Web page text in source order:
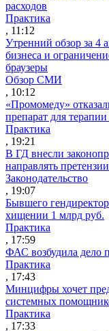
расходов
Практика
, 11:12
Утренний обзор за 4
бизнеса и
браузеры
Обзор СМИ
, 10:12
«Промомеду»
препарат для
Практика
, 19:21
В ГД внесли
направлять
Законодательство
, 19:07
Бывшего
хищении 1 млрд руб.
Практика
, 17:59
ФАС возбудила дело
Практика
, 17:43
Минцифры хочет
системных
Практика
, 17:33